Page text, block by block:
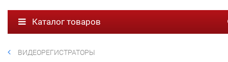
Каталог товаров
ВИДЕОРЕГИСТРАТОРЫ